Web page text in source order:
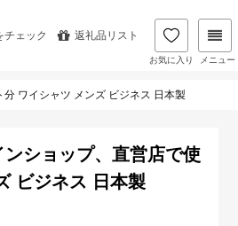
チェック 返礼品リスト
お気に入り メニュー
ワイシャツ メンズ ビジネス 日本製
ショップ、直営店で使
ビジネス 日本製